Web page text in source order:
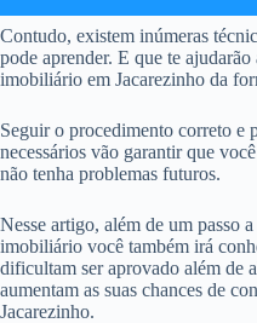
Contudo, existem inúmeras
pode aprender. E que te
imobiliário em Jacarezinho da
Seguir o procedimento correto e
necessários vão garantir que
não tenha problemas futuros.
Nesse artigo, além de um passo
imobiliário você também irá
dificultam ser aprovado além de
aumentam as suas chances de
Jacarezinho.